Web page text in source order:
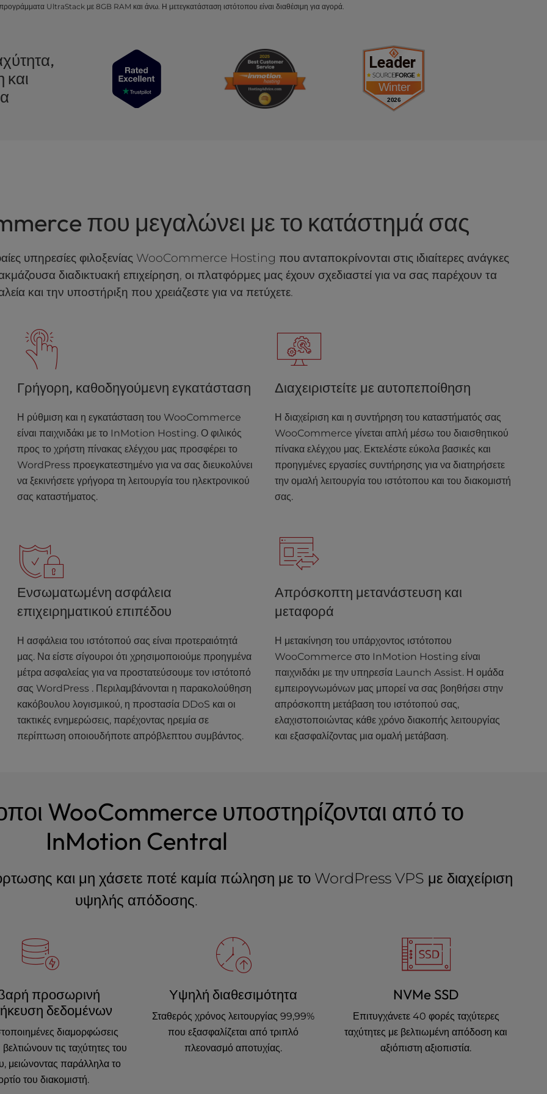
UltraStack με 8GB RAM και άνω. Η μετεγκατάσταση ιστότοπου είναι διαθέσιμη για αγορά.
και
που μεγαλώνει με το κατάστημά σας
φιλοξενίας WooCommerce Hosting που ανταποκρίνονται στις ιδιαίτερες ανάγκες
ακμάζουσα διαδικτυακή επιχείρηση, οι πλατφόρμες μας έχουν σχεδιαστεί για να σας παρέχουν τα
και την υποστήριξη που χρειάζεστε για να πετύχετε.
Γρήγορη, καθοδηγούμενη εγκατάσταση
Η ρύθμιση και η εγκατάσταση του WooCommerce
είναι παιχνιδάκι με το InMotion Hosting. Ο φιλικός
προς το χρήστη πίνακας ελέγχου μας προσφέρει το
WordPress προεγκατεστημένο για να σας διευκολύνει
να ξεκινήσετε γρήγορα τη λειτουργία του ηλεκτρονικού
σας καταστήματος.
Διαχειριστείτε με αυτοπεποίθηση
Η διαχείριση και η συντήρηση του καταστήματός σας
WooCommerce γίνεται απλή μέσω του διαισθητικού
πίνακα ελέγχου μας. Εκτελέστε εύκολα βασικές και
προηγμένες εργασίες συντήρησης για να διατηρήσετε
την ομαλή λειτουργία του ιστότοπου και του διακομιστή
σας.
Ενσωματωμένη ασφάλεια
επιχειρηματικού επιπέδου
Η ασφάλεια του ιστότοπού σας είναι προτεραιότητά
μας. Να είστε σίγουροι ότι χρησιμοποιούμε προηγμένα
μέτρα ασφαλείας για να προστατεύσουμε τον ιστότοπό
σας WordPress . Περιλαμβάνονται η παρακολούθηση
κακόβουλου λογισμικού, η προστασία DDoS και οι
τακτικές ενημερώσεις, παρέχοντας ηρεμία σε
περίπτωση οποιουδήποτε απρόβλεπτου συμβάντος.
Απρόσκοπτη μετανάστευση και
μεταφορά
Η μετακίνηση του υπάρχοντος ιστότοπου
WooCommerce στο InMotion Hosting είναι
παιχνιδάκι με την υπηρεσία Launch Assist. Η ομάδα
εμπειρογνωμόνων μας μπορεί να σας βοηθήσει στην
απρόσκοπτη μετάβαση του ιστότοπού σας,
ελαχιστοποιώντας κάθε χρόνο διακοπής λειτουργίας
και εξασφαλίζοντας μια ομαλή μετάβαση.
WooCommerce υποστηρίζονται από το
InMotion Central
και μη χάσετε ποτέ καμία πώληση με το WordPress VPS με διαχείριση
υψηλής απόδοσης.
προσωρινή
δεδομένων
διαμορφώσεις
τις ταχύτητες του
μειώνοντας παράλληλα το
του διακομιστή.
Υψηλή διαθεσιμότητα
Σταθερός χρόνος λειτουργίας 99,99%
που εξασφαλίζεται από τριπλό
πλεονασμό αποτυχίας.
NVMe SSD
Επιτυγχάνετε 40 φορές ταχύτερες
ταχύτητες με βελτιωμένη απόδοση και
αξιόπιστη αξιοπιστία.